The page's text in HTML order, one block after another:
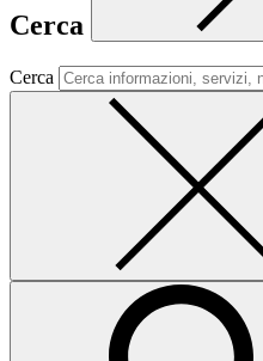
Cerca
Cerca